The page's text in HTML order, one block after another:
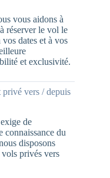
vous aidons à
réserver le vol le
dates et à vos
et exclusivité.
vers / depuis
de
connaissance du
disposons
vols privés vers